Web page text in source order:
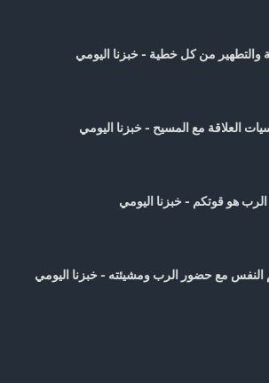
والتطهير من كل خطية - خبزنا اليومي
العلاقة مع المسيح - خبزنا اليومي
هو قوتكم - خبزنا اليومي
النفس مع حضور الرب ومشيئته - خبزنا اليومي